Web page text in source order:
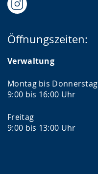
Öffnungszeiten:
Verwaltung
Montag bis Donnerstag
9:00 bis 16:00 Uhr
Freitag
9:00 bis 13:00 Uhr